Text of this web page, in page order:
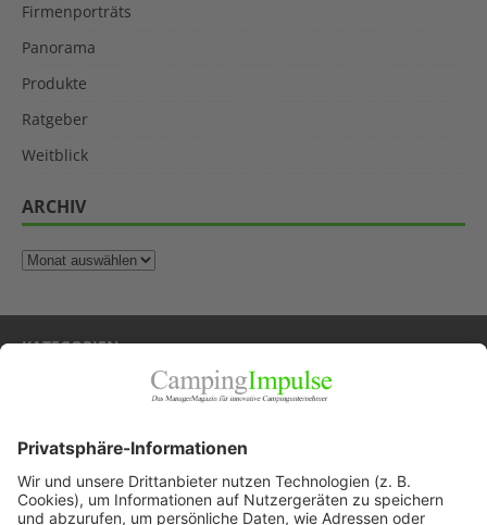
Firmenporträts
Panorama
Produkte
Ratgeber
Weitblick
ARCHIV
KATEGORIEN
Firmenporträts
Panorama